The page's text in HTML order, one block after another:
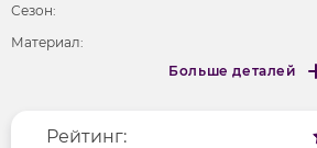
Сезон:
Материал:
Покрой
Больше деталей
Меньше деталей
Рейтинг: